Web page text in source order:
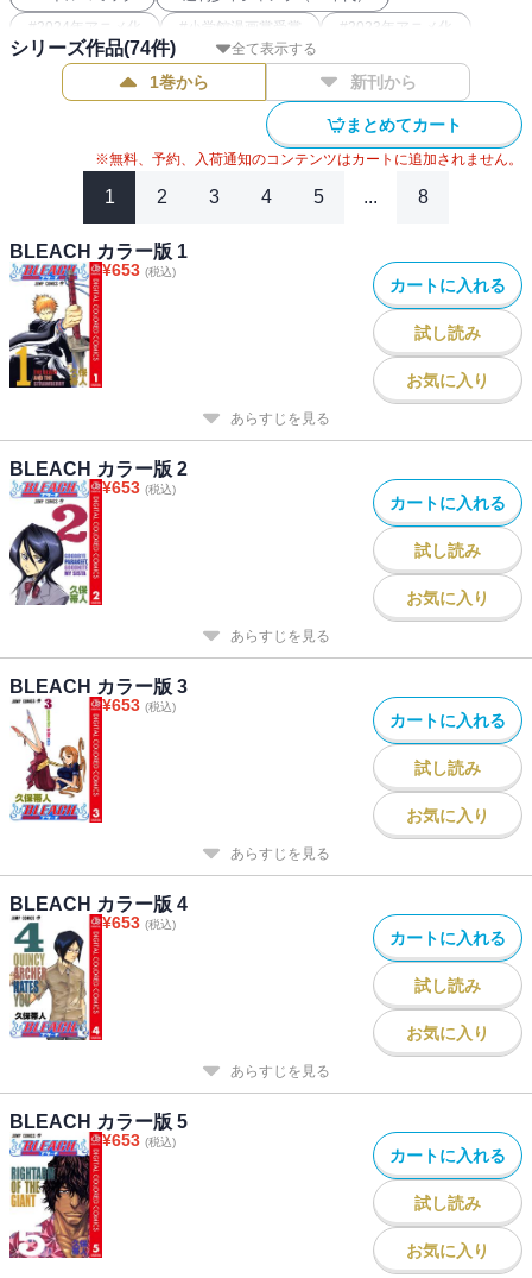
#2024年アニメ化 # 小学館漫画賞受賞 #2023年アニメ化
#2022年アニメ化 #26年夏アニメ化（コミック）
BLEACH関連作 #最強主人公コミック
全て表示する
シリーズ作品(74件)
1巻から 新刊から
まとめてカート
※無料、予約、入荷通知のコンテンツはカートに追加されません。
1 2 3 4 5 ... 8
BLEACH カラー版 1
¥653 (税込)
カートに入れる
試し読み
お気に入り
あらすじを見る
BLEACH カラー版 2
¥653 (税込)
カートに入れる
試し読み
お気に入り
あらすじを見る
BLEACH カラー版 3
¥653 (税込)
カートに入れる
試し読み
お気に入り
あらすじを見る
BLEACH カラー版 4
¥653 (税込)
カートに入れる
試し読み
お気に入り
あらすじを見る
BLEACH カラー版 5
¥653 (税込)
カートに入れる
試し読み
お気に入り